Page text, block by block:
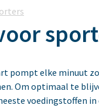
pompt elke minuut
Om optimaal te
voedingstoffen in